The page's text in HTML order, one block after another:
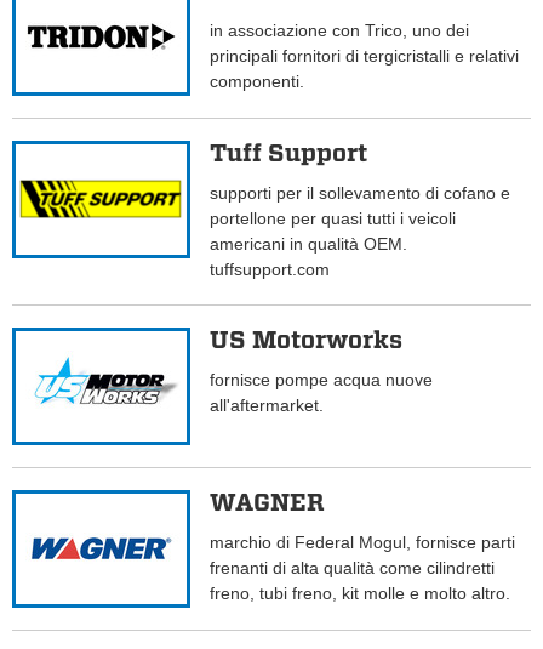
in associazione con Trico, uno dei
principali fornitori di tergicristalli e relativi
componenti.
Tuff Support
supporti per il sollevamento di cofano e
portellone per quasi tutti i veicoli
americani in qualità OEM.
tuffsupport.com
US Motorworks
fornisce pompe acqua nuove
all'aftermarket.
WAGNER
marchio di Federal Mogul, fornisce parti
frenanti di alta qualità come cilindretti
freno, tubi freno, kit molle e molto altro.